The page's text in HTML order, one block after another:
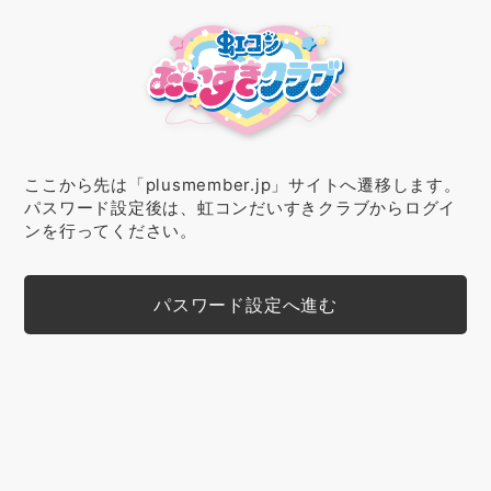
ここから先は「plusmember.jp」サイトへ遷移します。
パスワード設定後は、虹コンだいすきクラブからログイ
ンを行ってください。
パスワード設定へ進む